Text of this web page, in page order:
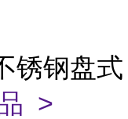
锈钢盘式
>